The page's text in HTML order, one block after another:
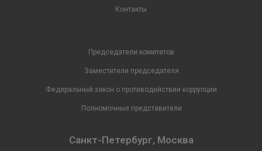
Контакты
Председатели комитетов
Заместители председателя
Федеральный закон о противодействии коррупции
Полномочные представители
Санкт-Петербург, Москва